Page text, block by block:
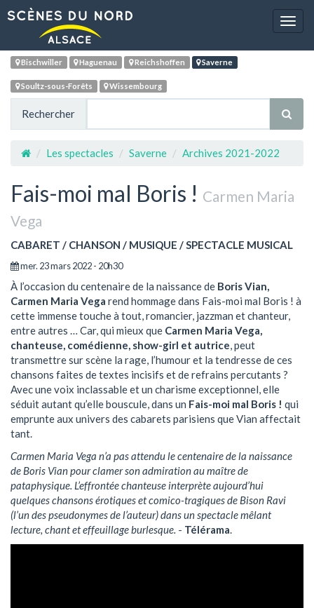
Bischwiller Haguenau Reichshoffen Saverne
Soultz-sous-Forêts Wissembourg
Rechercher
Les spectacles Saverne Archives 2021-2022
Fais-moi mal Boris ! Carmen Maria
Vega
CABARET / CHANSON / MUSIQUE / SPECTACLE MUSICAL
mer. 23 mars 2022 - 20h30
À l’occasion du centenaire de la naissance de Boris Vian,
Carmen Maria Vega rend hommage dans Fais-moi mal Boris ! à
cette immense touche à tout, romancier, jazzman et chanteur,
entre autres … Car, qui mieux que Carmen Maria Vega,
chanteuse, comédienne, show-girl et autrice, peut
transmettre sur scène la rage, l’humour et la tendresse de ces
chansons faites de textes incisifs et de refrains percutants ?
Avec une voix inclassable et un charisme exceptionnel, elle
séduit autant qu’elle bouscule, dans un Fais-moi mal Boris ! qui
emprunte aux univers des cabarets parisiens que Vian affectait
tant.
Carmen Maria Vega n’a pas attendu le centenaire de la naissance
de Boris Vian pour clamer son admiration au maître de
pataphysique. L’effrontée chanteuse interprète aujourd’hui
quelques chansons érotiques et comico-tragiques de Bison Ravi
(l’un des pseudonymes de l’auteur) dans un spectacle mêlant
lecture, chant et effeuillage burlesque. - Télérama